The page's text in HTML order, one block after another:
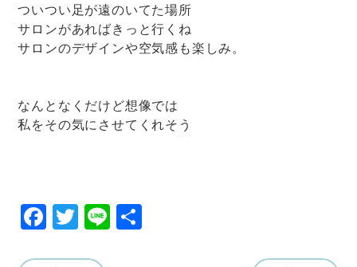
ついつい足が遠のいてた場所
サロンがあればきっと行くね
サロンのデザインや空気感も楽しみ。
なんとなくだけど想像では
私をその気にさせてくれそう
F T Li